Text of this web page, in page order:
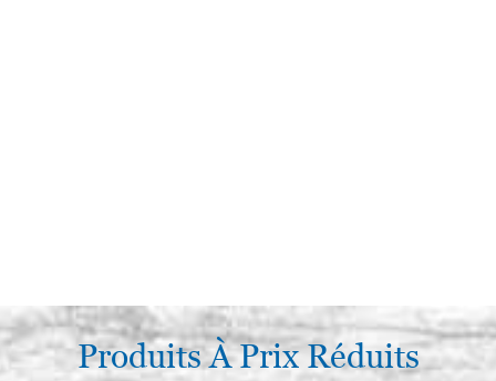
Produits À Prix Réduits